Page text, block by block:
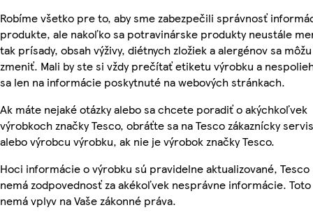
Robíme všetko pre to, aby sme zabezpečili správnosť
produkte, ale nakoľko sa potravinárske produkty neustále
tak prísady, obsah výživy, diétnych zložiek a alergénov sa môžu
zmeniť. Mali by ste si vždy prečítať etiketu výrobku a
sa len na informácie poskytnuté na webových stránkach.
Ak máte nejaké otázky alebo sa chcete poradiť o akýchkoľvek
výrobkoch značky Tesco, obráťte sa na Tesco zákaznícky
alebo výrobcu výrobku, ak nie je výrobok značky Tesco.
Hoci informácie o výrobku sú pravidelne aktualizované, Tesco
nemá zodpovednosť za akékoľvek nesprávne informácie. Toto
nemá vplyv na Vaše zákonné práva.